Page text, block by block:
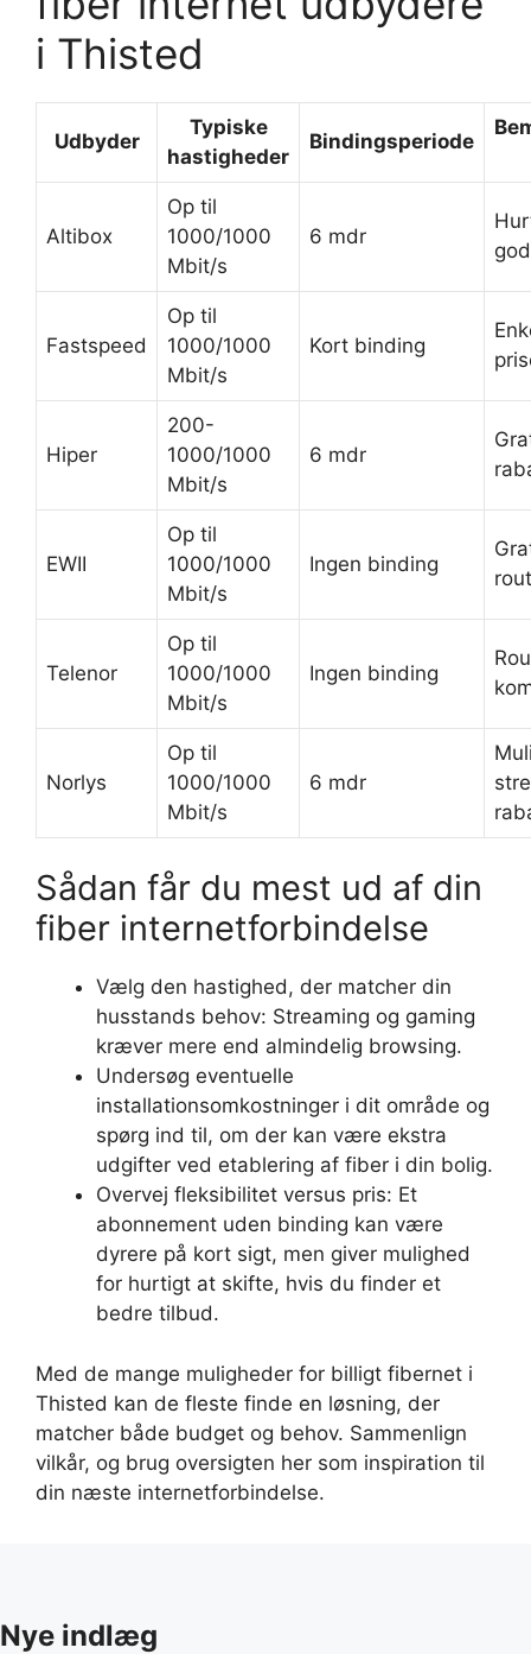
i Thisted
Udbyder
Typiske
hastigheder
Bindingsperiode
Altibox
Op til
1000/1000
Mbit/s
6 mdr
Fastspeed
Op til
1000/1000
Mbit/s
Kort binding
Hiper
200-
1000/1000
Mbit/s
6 mdr
EWII
Op til
1000/1000
Mbit/s
Ingen binding
Telenor
Op til
1000/1000
Mbit/s
Ingen binding
Norlys
Op til
1000/1000
Mbit/s
6 mdr
Sådan får du mest ud af din
fiber internetforbindelse
Vælg den hastighed, der matcher din
husstands behov: Streaming og gaming
kræver mere end almindelig browsing.
Undersøg eventuelle
installationsomkostninger i dit område og
spørg ind til, om der kan være ekstra
udgifter ved etablering af fiber i din bolig.
Overvej fleksibilitet versus pris: Et
abonnement uden binding kan være
dyrere på kort sigt, men giver mulighed
for hurtigt at skifte, hvis du finder et
bedre tilbud.
Med de mange muligheder for billigt fibernet i
Thisted kan de fleste finde en løsning, der
matcher både budget og behov. Sammenlign
vilkår, og brug oversigten her som inspiration til
din næste internetforbindelse.
Nye indlæg